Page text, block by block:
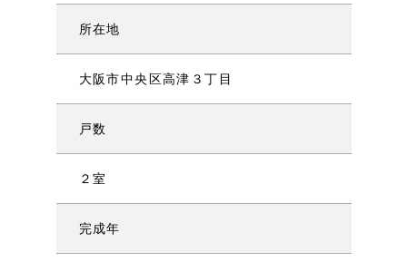
所在地
大阪市中央区高津３丁目
戸数
２室
完成年